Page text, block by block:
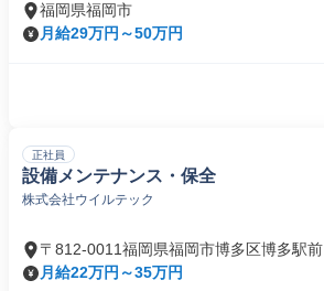
福岡県福岡市
月給29万円～50万円
正社員
設備メンテナンス・保全
株式会社ウイルテック
〒812-0011福岡県福岡市博多区博多駅前
月給22万円～35万円